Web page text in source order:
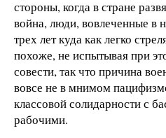
стороны, когда в стране
война, люди, вовлеченные в
трех лет куда как легко
похоже, не испытывая при
совести, так что причина
вовсе не в мнимом
классовой солидарности с
рабочими.